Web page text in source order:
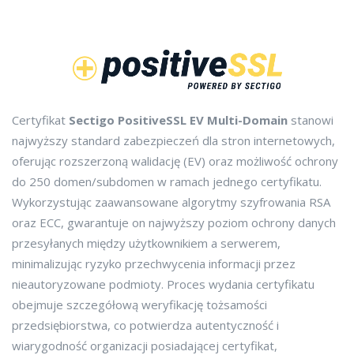
Certyfikat Sectigo PositiveSSL EV Multi-Domain stanowi
najwyższy standard zabezpieczeń dla stron internetowych,
oferując rozszerzoną walidację (EV) oraz możliwość ochrony
do 250 domen/subdomen w ramach jednego certyfikatu.
Wykorzystując zaawansowane algorytmy szyfrowania RSA
oraz ECC, gwarantuje on najwyższy poziom ochrony danych
przesyłanych między użytkownikiem a serwerem,
minimalizując ryzyko przechwycenia informacji przez
nieautoryzowane podmioty. Proces wydania certyfikatu
obejmuje szczegółową weryfikację tożsamości
przedsiębiorstwa, co potwierdza autentyczność i
wiarygodność organizacji posiadającej certyfikat,